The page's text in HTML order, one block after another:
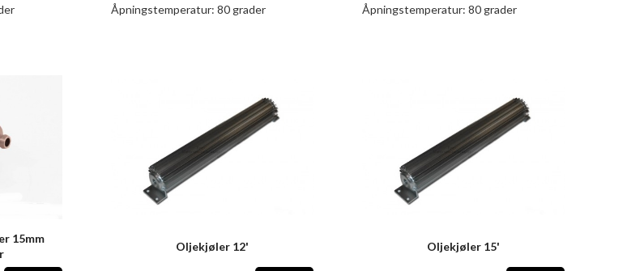
Åpningstemperatur: 80 grader Åpningstemperatur: 80 grader
15mm
Oljekjøler 12' Oljekjøler 15'